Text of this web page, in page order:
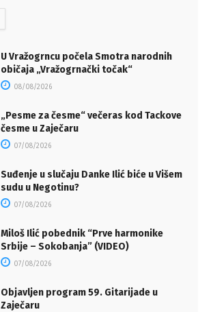
U Vražogrncu počela Smotra narodnih
običaja „Vražogrnački točak“
08/08/2026
„Pesme za česme“ večeras kod Tackove
česme u Zaječaru
07/08/2026
Suđenje u slučaju Danke Ilić biće u Višem
sudu u Negotinu?
07/08/2026
Miloš Ilić pobednik “Prve harmonike
Srbije – Sokobanja” (VIDEO)
07/08/2026
Objavljen program 59. Gitarijade u
Zaječaru